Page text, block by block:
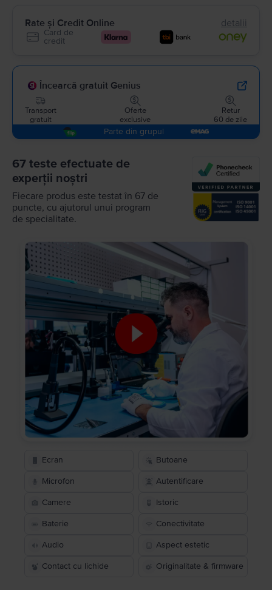
Rate și Credit Online detalii
Card de
credit
Încearcă gratuit Genius
Transport
gratuit
Oferte
exclusive
Retur
60 de zile
Parte din grupul
67 teste efectuate de
experții noștri
Fiecare produs este testat în 67 de
puncte, cu ajutorul unui program
de specialitate.
Ecran Butoane
Microfon Autentificare
Camere Istoric
Baterie Conectivitate
Audio Aspect estetic
Contact cu lichide Originalitate & firmware